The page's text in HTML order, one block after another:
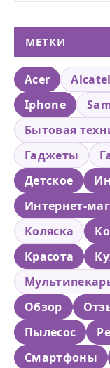
МЕТКИ
Acer Alcatel
Iphone
Бытовая
Гаджеты
Детское
Интернет-
Коляска
Красота
Обзор
Пылесос
Смартфоны